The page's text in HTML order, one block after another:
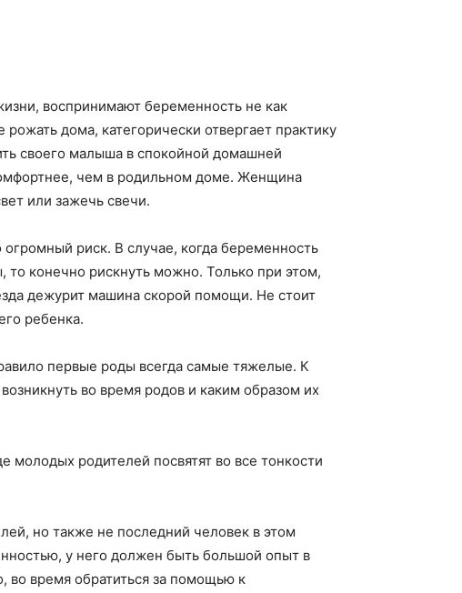
воспринимают беременность не как
дома, категорически отвергает практику
своего малыша в спокойной домашней
чем в родильном доме. Женщина
или зажечь свечи.
риск. В случае, когда беременность
конечно рискнуть можно. Только при этом,
дежурит машина скорой помощи. Не стоит
ребенка.
первые роды всегда самые тяжелые. К
во время родов и каким образом их
молодых родителей посвятят во все тонкости
но также не последний человек в этом
у него должен быть большой опыт в
во время обратиться за помощью к